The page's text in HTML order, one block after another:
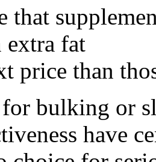
that
fat
price than
bulking or
have